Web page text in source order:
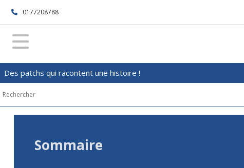
0177208788
Des patchs qui racontent une histoire !
Sommaire